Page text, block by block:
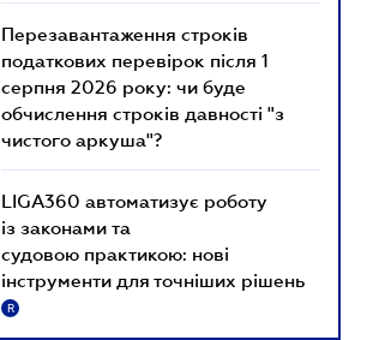
Перезавантаження строків
податкових перевірок після 1
серпня 2026 року: чи буде
обчислення строків давності "з
чистого аркуша"?
LIGA360 автоматизує роботу
із законами та
судовою практикою: нові
інструменти для точніших рішень
R